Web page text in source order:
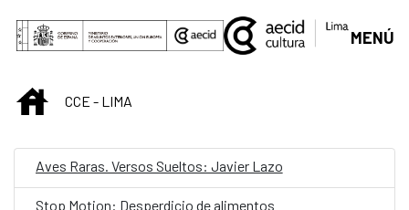
Saltar al contenido principal
MENÚ
INICIOCCE - LIMA
Aves Raras. Versos Sueltos: Javier Lazo
Stop Motion: Desperdicio de alimentos